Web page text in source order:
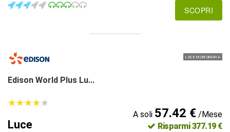
SCOPRI
LUCE MONORARIA
Edison World Plus Lu...
★★★★★
★★★★★
Luce
A soli 57.42 €/Mese
Risparmi 377.19 €